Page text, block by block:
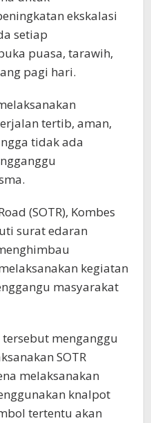
ekskalasi
setiap
puasa, tarawih,
pagi hari.
tertib, aman,
tidak ada
(SOTR), Kombes
surat edaran
kegiatan
masyarakat
menganggu
SOTR
melaksanakan
knalpot
tertentu akan